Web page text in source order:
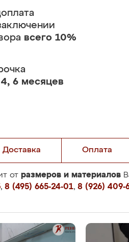
всего 10%
4, 6 месяцев
Доставка Оплата
от размеров и материалов
, 8 (495) 665-24-01, 8 (926) 409-